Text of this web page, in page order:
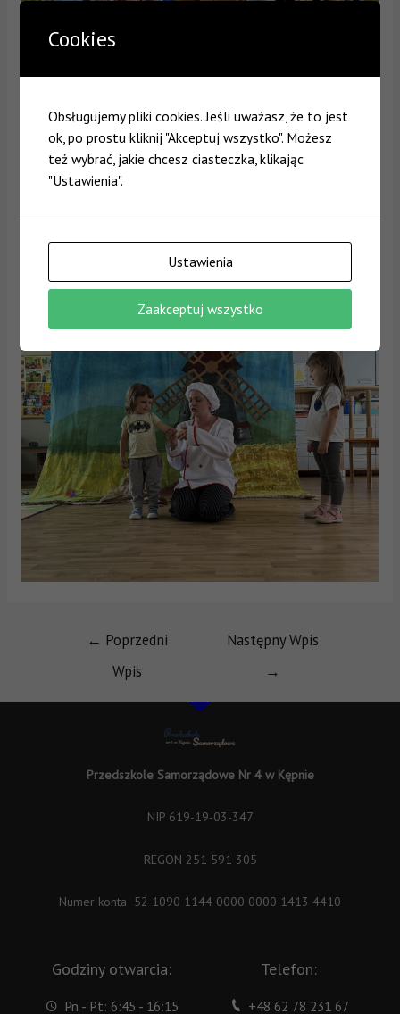
← Poprzedni
Wpis
Następny Wpis
→
Przedszkole Samorządowe Nr 4 w Kępnie
NIP 619-19-03-347
REGON 251 591 305
Numer konta 52 1090 1144 0000 0000 1413 4410
Godziny otwarcia:
Pn - Pt: 6:45 - 16:15
Telefon:
+48 62 78 231 67
Cookies
Obsługujemy pliki cookies. Jeśli uważasz, że to jest
ok, po prostu kliknij "Akceptuj wszystko". Możesz
też wybrać, jakie chcesz ciasteczka, klikając
"Ustawienia".
Ustawienia
Zaakceptuj wszystko